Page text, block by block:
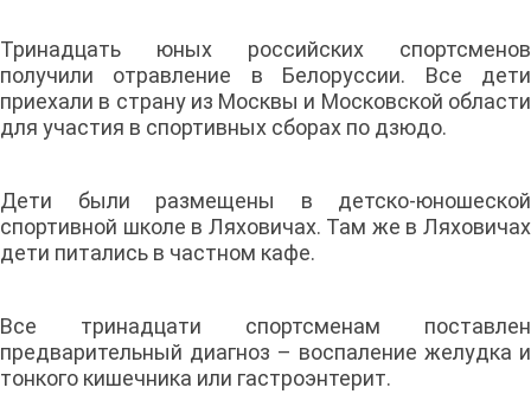
Тринадцать юных российских спортсменов
получили отравление в Белоруссии. Все дети
приехали в страну из Москвы и Московской области
для участия в спортивных сборах по дзюдо.
Дети были размещены в детско-юношеской
спортивной школе в Ляховичах. Там же в Ляховичах
дети питались в частном кафе.
Все тринадцати спортсменам поставлен
предварительный диагноз – воспаление желудка и
тонкого кишечника или гастроэнтерит.